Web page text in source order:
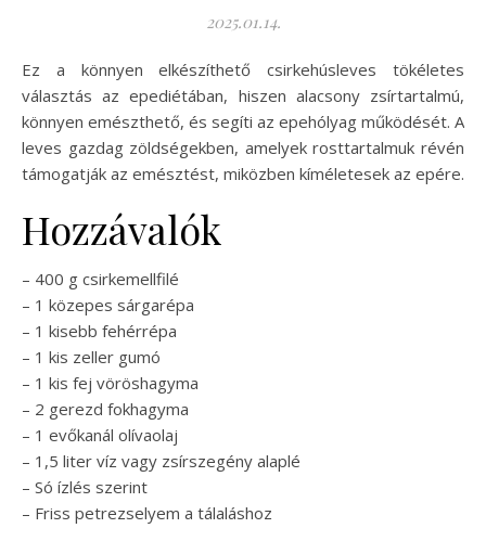
2025.01.14.
Ez a könnyen elkészíthető csirkehúsleves tökéletes
választás az epediétában, hiszen alacsony zsírtartalmú,
könnyen emészthető, és segíti az epehólyag működését. A
leves gazdag zöldségekben, amelyek rosttartalmuk révén
támogatják az emésztést, miközben kíméletesek az epére.
Hozzávalók
– 400 g csirkemellfilé
– 1 közepes sárgarépa
– 1 kisebb fehérrépa
– 1 kis zeller gumó
– 1 kis fej vöröshagyma
– 2 gerezd fokhagyma
– 1 evőkanál olívaolaj
– 1,5 liter víz vagy zsírszegény alaplé
– Só ízlés szerint
– Friss petrezselyem a tálaláshoz